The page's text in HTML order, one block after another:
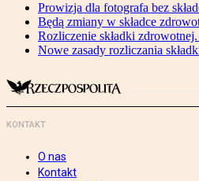
Prowizja dla fotografa bez
Będą zmiany w składce
Rozliczenie składki
Nowe zasady rozliczania
KONTAKT
O nas
Kontakt